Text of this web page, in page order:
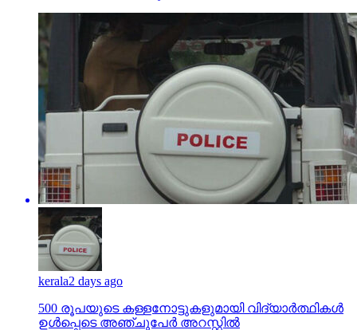
kerala2 days ago
500 രൂപയുടെ കള്ളനോട്ടുകളുമായി വിദ്യാര്‍ത്ഥികള്‍
ഉള്‍പ്പെടെ അഞ്ചുപേര്‍ അറസ്റ്റില്‍